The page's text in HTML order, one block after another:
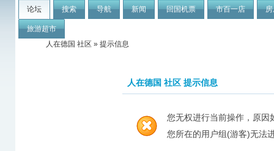
论坛 搜索 导航 新闻 回国机票 市百一店
旅游超市
人在德国 社区 » 提示信息
人在德国 社区 提示信息
您无权进行当前操作，原因
您所在的用户组(游客)无法